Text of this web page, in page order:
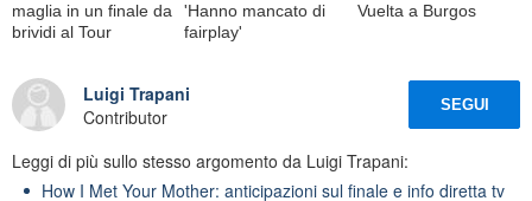
maglia in un finale da
brividi al Tour
'Hanno mancato di
fairplay'
Vuelta a Burgos
Luigi Trapani
Contributor
SEGUI
Leggi di più sullo stesso argomento da Luigi Trapani:
How I Met Your Mother: anticipazioni sul finale e info diretta tv